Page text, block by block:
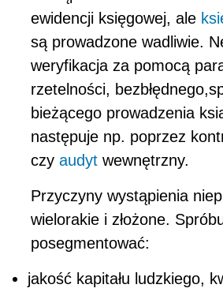
ewidencji księgowej, ale
są prowadzone wadliwie.
weryfikacja za pomocą
rzetelności,
bieżącego prowadzenia
następuje np. poprzez
czy audyt wewnętrzny.
Przyczyny wystąpienia
wielorakie i złożone.
posegmentować:
jakość kapitału ludzkiego,